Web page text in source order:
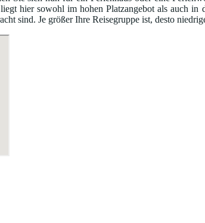
hier sowohl im hohen Platzangebot als auch
sind. Je größer Ihre Reisegruppe ist, desto